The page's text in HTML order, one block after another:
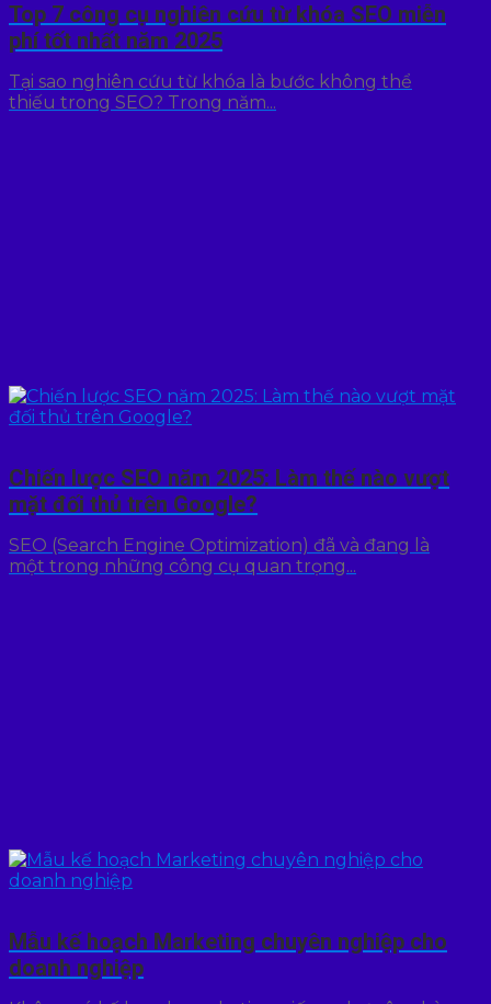
Top 7 công cụ nghiên cứu từ khóa SEO miễn
phí tốt nhất năm 2025
Tại sao nghiên cứu từ khóa là bước không thể
thiếu trong SEO? Trong năm...
Chiến lược SEO năm 2025: Làm thế nào vượt
mặt đối thủ trên Google?
SEO (Search Engine Optimization) đã và đang là
một trong những công cụ quan trọng...
Mẫu kế hoạch Marketing chuyên nghiệp cho
doanh nghiệp